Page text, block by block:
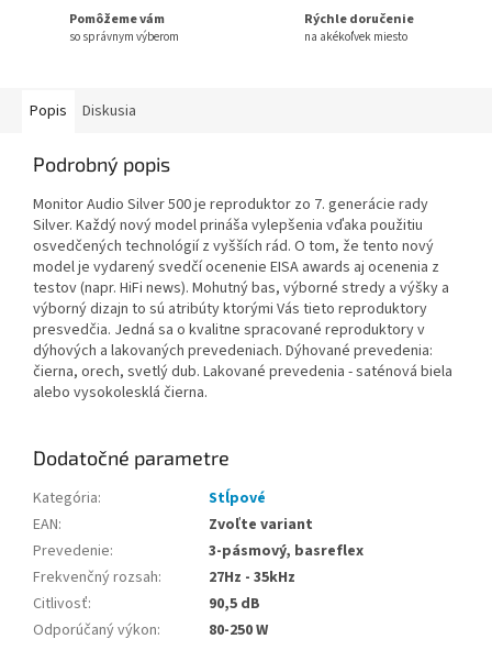
Pomôžeme vám
so správnym výberom
Rýchle doručenie
na akékoľvek miesto
Popis Diskusia
Podrobný popis
Monitor Audio Silver 500 je reproduktor zo 7. generácie rady
Silver. Každý nový model prináša vylepšenia vďaka použitiu
osvedčených technológií z vyšších rád. O tom, že tento nový
model je vydarený svedčí ocenenie EISA awards aj ocenenia z
testov (napr. HiFi news). Mohutný bas, výborné stredy a výšky a
výborný dizajn to sú atribúty ktorými Vás tieto reproduktory
presvedčia. Jedná sa o kvalitne spracované reproduktory v
dýhových a lakovaných prevedeniach. Dýhované prevedenia:
čierna, orech, svetlý dub. Lakované prevedenia - saténová biela
alebo vysokolesklá čierna.
Dodatočné parametre
Kategória:
Stĺpové
EAN:
Zvoľte variant
Prevedenie:
3-pásmový, basreflex
Frekvenčný rozsah:
27Hz - 35kHz
Citlivosť:
90,5 dB
Odporúčaný výkon:
80-250 W